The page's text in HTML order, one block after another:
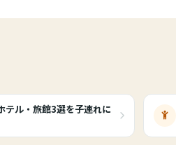
テル・旅館3選を子連れに